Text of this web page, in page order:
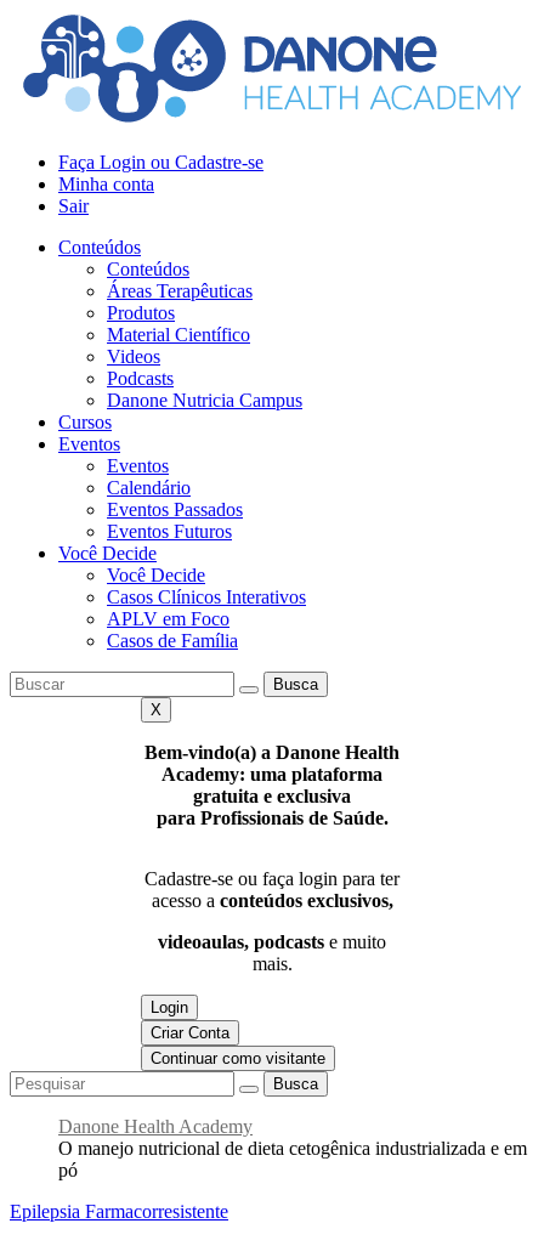
Faça Login ou Cadastre-se
Minha conta
Sair
Conteúdos
Conteúdos
Áreas Terapêuticas
Produtos
Material Científico
Videos
Podcasts
Danone Nutricia Campus
Cursos
Eventos
Eventos
Calendário
Eventos Passados
Eventos Futuros
Você Decide
Você Decide
Casos Clínicos Interativos
APLV em Foco
Casos de Família
Busca
X
Bem-vindo(a) a Danone Health
Academy: uma plataforma
gratuita e exclusiva
para Profissionais de Saúde.
Cadastre-se ou faça login para ter
acesso a conteúdos exclusivos,
videoaulas, podcasts e muito
mais.
Login
Criar Conta
Continuar como visitante
Busca
Danone Health Academy
O manejo nutricional de dieta cetogênica industrializada e em
pó
Epilepsia Farmacorresistente